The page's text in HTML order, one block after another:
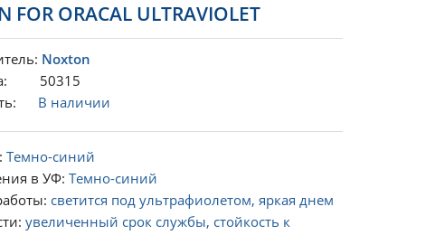
FOR ORACAL ULTRAVIOLET
Noxton
50315
В наличии
Темно-синий
в УФ: Темно-синий
светится под ультрафиолетом, яркая днем
увеличенный срок службы, стойкость к